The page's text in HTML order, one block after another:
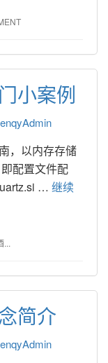
小案例
，以内存存储
配置文件配
… 继续
...
简介